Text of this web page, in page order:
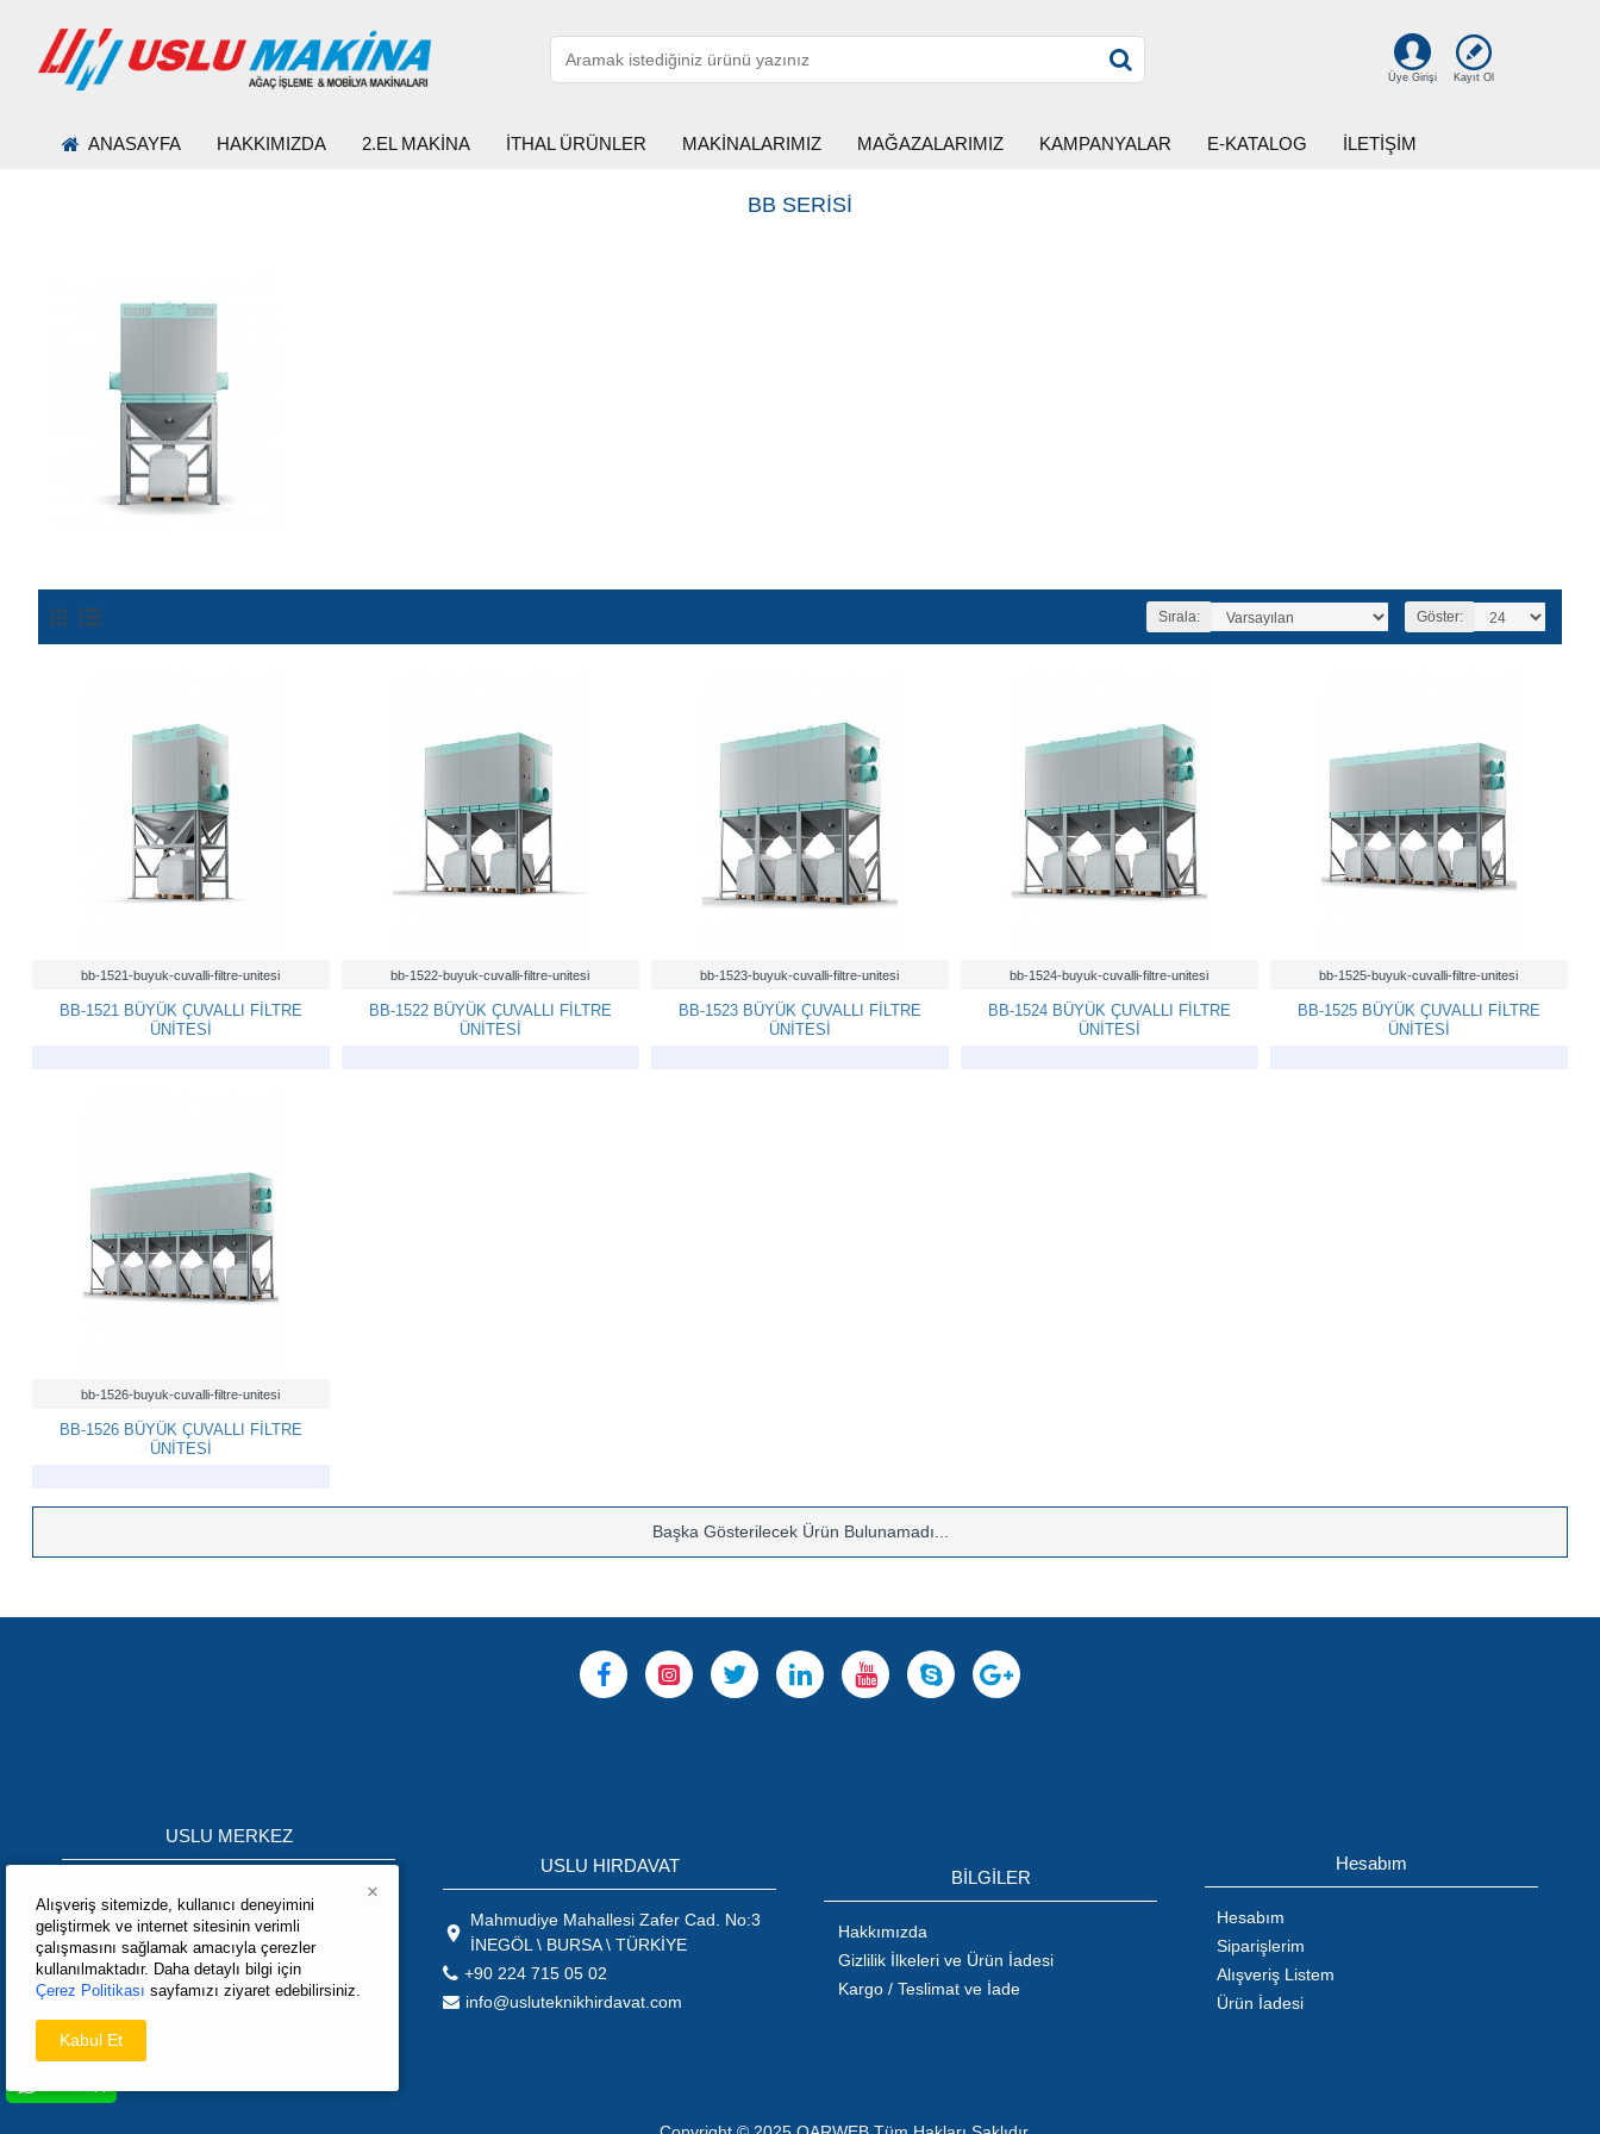
Üye Girişi Kayıt Ol
ANASAYFA HAKKIMIZDA 2.EL MAKİNA İTHAL ÜRÜNLER MAKİNALARIMIZ MAĞAZALARIMIZ KAMPANYALAR E-KATALOG İLETİŞİM
BB SERİSİ
Sırala: Göster:
bb-1521-buyuk-cuvalli-filtre-unitesi
BB-1521 BÜYÜK ÇUVALLI FİLTRE
ÜNİTESİ
bb-1522-buyuk-cuvalli-filtre-unitesi
BB-1522 BÜYÜK ÇUVALLI FİLTRE
ÜNİTESİ
bb-1523-buyuk-cuvalli-filtre-unitesi
BB-1523 BÜYÜK ÇUVALLI FİLTRE
ÜNİTESİ
bb-1524-buyuk-cuvalli-filtre-unitesi
BB-1524 BÜYÜK ÇUVALLI FİLTRE
ÜNİTESİ
bb-1525-buyuk-cuvalli-filtre-unitesi
BB-1525 BÜYÜK ÇUVALLI FİLTRE
ÜNİTESİ
bb-1526-buyuk-cuvalli-filtre-unitesi
BB-1526 BÜYÜK ÇUVALLI FİLTRE
ÜNİTESİ
Başka Gösterilecek Ürün Bulunamadı...
USLU MERKEZ
Bölümü 10.Mobilya Sokak No:3 İNEGÖL
\ BURSA / TÜRKİYE
+90 224 715 05 02
info@uslumak.com
export@uslumak.com
USLU HIRDAVAT
Mahmudiye Mahallesi Zafer Cad. No:3
İNEGÖL \ BURSA \ TÜRKİYE
+90 224 715 05 02
info@usluteknikhirdavat.com
BİLGİLER
Hakkımızda
Gizlilik İlkeleri ve Ürün İadesi
Kargo / Teslimat ve İade
Hesabım
Hesabım
Siparişlerim
Alışveriş Listem
Ürün İadesi
Alışveriş sitemizde, kullanıcı deneyimini
geliştirmek ve internet sitesinin verimli
çalışmasını sağlamak amacıyla çerezler
kullanılmaktadır. Daha detaylı bilgi için
Çerez Politikası sayfamızı ziyaret edebilirsiniz.
Kabul Et
×